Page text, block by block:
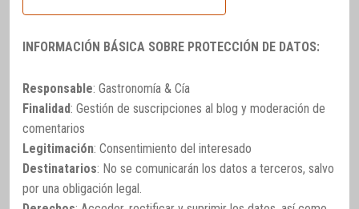
INFORMACIÓN BÁSICA SOBRE PROTECCIÓN DE DATOS:
Responsable: Gastronomía & Cía
Finalidad: Gestión de suscripciones al blog y moderación de
comentarios
Legitimación: Consentimiento del interesado
Destinatarios: No se comunicarán los datos a terceros, salvo
por una obligación legal.